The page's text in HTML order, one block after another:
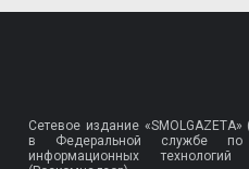
Сетевое издание
в Федеральной службе
информационных